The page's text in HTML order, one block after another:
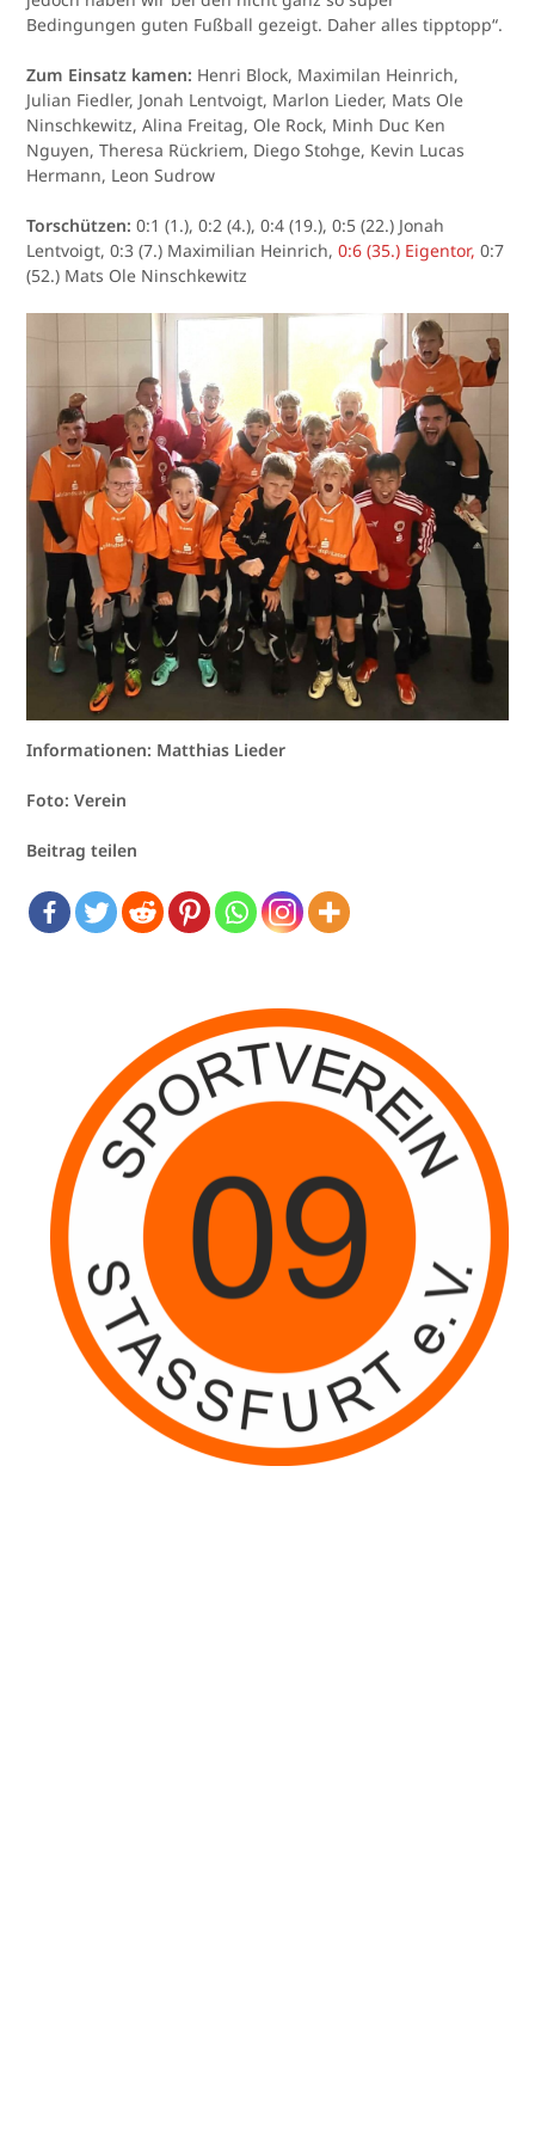
Bedingungen guten Fußball gezeigt. Daher alles tipptopp“.
Zum Einsatz kamen: Henri Block, Maximilan Heinrich,
Julian Fiedler, Jonah Lentvoigt, Marlon Lieder, Mats Ole
Ninschkewitz, Alina Freitag, Ole Rock, Minh Duc Ken
Nguyen, Theresa Rückriem, Diego Stohge, Kevin Lucas
Hermann, Leon Sudrow
Torschützen: 0:1 (1.), 0:2 (4.), 0:4 (19.), 0:5 (22.) Jonah
Lentvoigt, 0:3 (7.) Maximilian Heinrich,0:6 (35.) Eigentor,0:7
(52.) Mats Ole Ninschkewitz
Informationen: Matthias Lieder
Foto: Verein
Beitrag teilen